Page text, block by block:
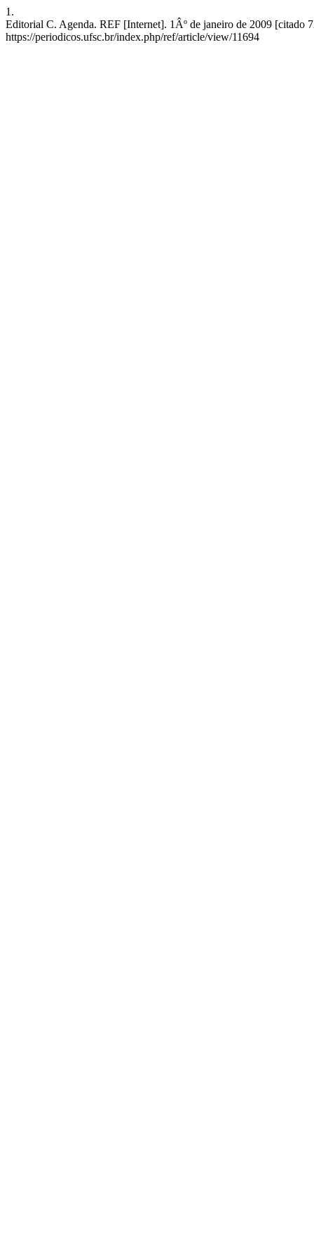
1.
Editorial C. Agenda. REF [Internet]. 1Âº de janeiro de 2009 [citado
https://periodicos.ufsc.br/index.php/ref/article/view/11694